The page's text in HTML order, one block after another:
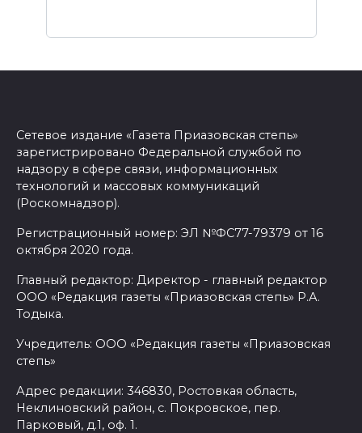
Сетевое издание «Газета Приазовская степь»
зарегистрировано Федеральной службой по
надзору в сфере связи, информационных
технологий и массовых коммуникаций
(Роскомнадзор).
Регистрационный номер: ЭЛ №ФС77-79379 от 16
октября 2020 года.
Главный редактор: Директор - главный редактор
ООО «Редакция газеты «Приазовская степь» Р.А.
Тодыка.
Учредитель: ООО «Редакция газеты «Приазовская
степь»
Адрес редакции: 346830, Ростовкая область,
Неклиновский район, с. Покровское, пер.
Парковый, д.1, оф. 1.